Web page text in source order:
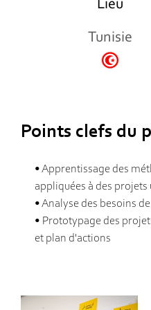
Lieu
Tunisie
Points clefs du
• Apprentissage des
appliquées à des projets
• Analyse des besoins
• Prototypage des
et plan d'actions